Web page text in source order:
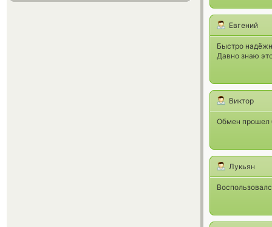
Евгений
Быстро
Давно знаю
Виктор
Обмен прошел
Лукьян